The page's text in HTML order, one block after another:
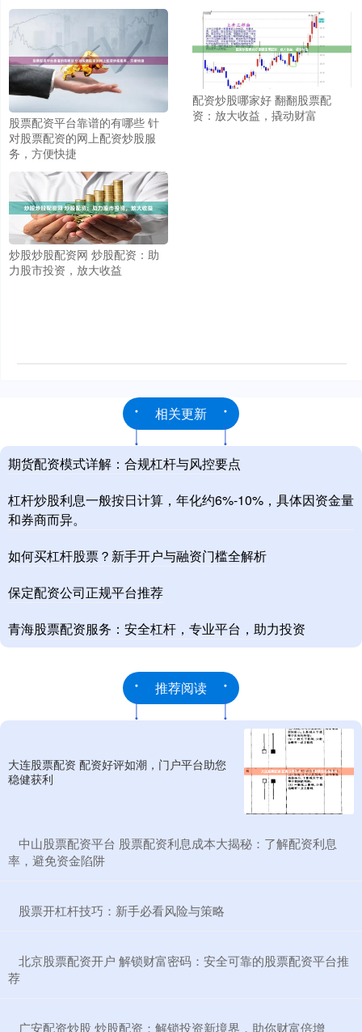
股票配资平台靠谱的有哪些 针
对股票配资的网上配资炒股服
务，方便快捷
配资炒股哪家好 翻翻股票配
资：放大收益，撬动财富
炒股炒股配资网 炒股配资：助
力股市投资，放大收益
相关更新
期货配资模式详解：合规杠杆与风控要点
杠杆炒股利息一般按日计算，年化约6%-10%，具体因资金量
和券商而异。
如何买杠杆股票？新手开户与融资门槛全解析
保定配资公司正规平台推荐
青海股票配资服务：安全杠杆，专业平台，助力投资
推荐阅读
大连股票配资 配资好评如潮，门户平台助您
稳健获利
​中山股票配资平台 股票配资利息成本大揭秘：了解配资利息
率，避免资金陷阱
​股票开杠杆技巧：新手必看风险与策略
​北京股票配资开户 解锁财富密码：安全可靠的股票配资平台推
荐
​广安配资炒股 炒股配资：解锁投资新境界，助你财富倍增